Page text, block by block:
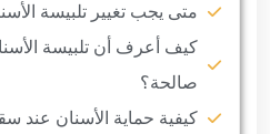
متى يجب تغيير تلبيسة
كيف أعرف أن تلبيسة
صالحة؟
كيفية حماية الأسنان عند